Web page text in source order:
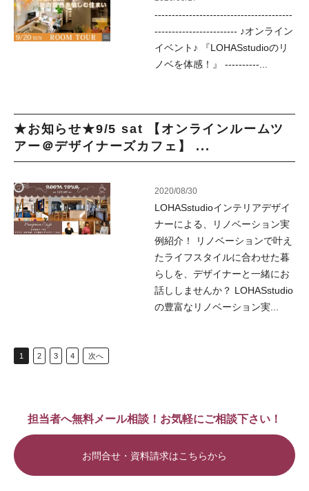
----------------------------------------
------------------------ ♪オンライン
イベント♪ 『LOHASstudioのリ
ノベを体感！』 ----------...
★お知らせ★9/5 sat 【オンラインルームツ
アー＠デザイナーズカフェ】 ...
2020/08/30
LOHASstudioインテリアデザイ
ナーによる、リノベーション実
例紹介！ リノベーションで叶え
たライフスタイルに合わせた暮
らしを、デザイナーと一緒にお
話ししませんか？ LOHASstudio
の豊富なリノベーション実...
1 2 3 4 次へ
担当者へ無料メール相談！お気軽にご相談下さい！
お問合せ・資料請求はこちらから